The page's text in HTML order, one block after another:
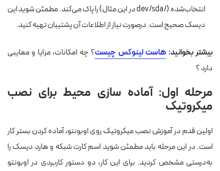
انتخاب‌شده (/dev/sda در این مثال) را پاک می‌کند. مطمئن شوید این
دیسک صحیح است. درصورت نیاز از اطلاعات آن پشتیبان تهیه کنید.
بیشتر بخوانید: هاست لینوکس چیست؟ چه امکانات، مزایا و معایبی
دارد ؟
مرحله اول: آماده سازی محیط برای نصب
میکروتیک
اولین قدم در آموزش نصب میکروتیک روی اوبونتو، آماده کردن بستر کار
است. در این مرحله باید مطمئن شوید اسم کارت شبکه و هارد دیسک را
به‌درستی مشخص کردید. برای این کار، دو دستور کاربردی در اوبونتو